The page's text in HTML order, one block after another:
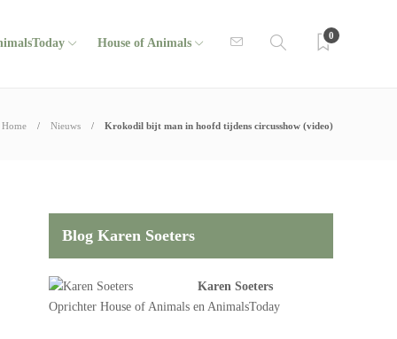
House of Animals
0
Home Nieuws Krokodil bijt man in hoofd tijdens circusshow (video)
Blog Karen Soeters
Karen Soeters
OprichterHouse of Animals en AnimalsToday